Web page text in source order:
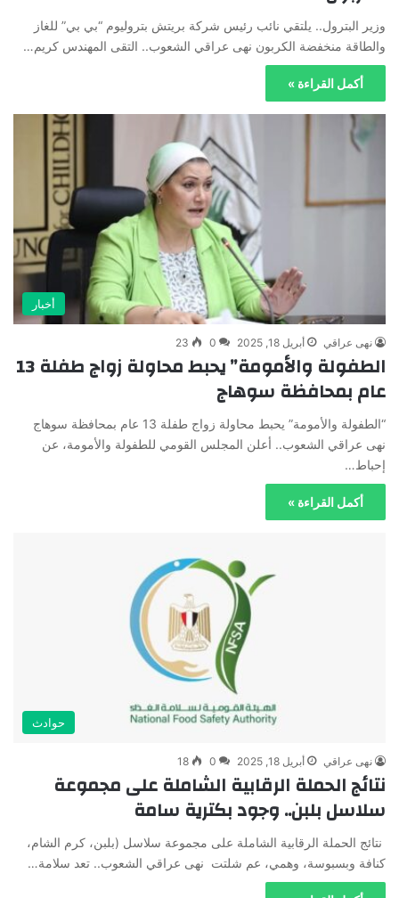
وزير البترول.. يلتقي نائب رئيس شركة بريتش بتروليوم “بي بي” للغاز
والطاقة منخفضة الكربون نهى عراقي الشعوب.. التقى المهندس كريم…
أكمل القراءة »
أخبار
نهى عراقي أبريل 18, 2025 0
23
الطفولة والأمومة” يحبط محاولة زواج طفلة 13
عام بمحافظة سوهاج
“الطفولة والأمومة” يحبط محاولة زواج طفلة 13 عام بمحافظة سوهاج
نهى عراقي الشعوب.. أعلن المجلس القومي للطفولة والأمومة، عن
إحباط…
أكمل القراءة »
حوادث
نهى عراقي أبريل 18, 2025 0
18
نتائج الحملة الرقابية الشاملة على مجموعة
سلاسل بلبن.. وجود بكترية سامة
نتائج الحملة الرقابية الشاملة على مجموعة سلاسل (بلبن، كرم الشام،
كنافة وبسبوسة، وهمي، عم شلتت نهى عراقي الشعوب.. تعد سلامة…